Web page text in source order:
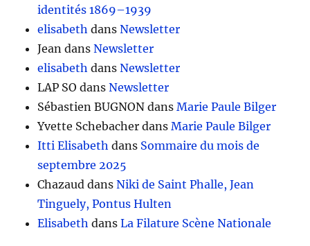
identités 1869–1939
elisabeth dansNewsletter
Jean dansNewsletter
elisabeth dansNewsletter
LAP SO dansNewsletter
Sébastien BUGNON dansMarie Paule Bilger
Yvette Schebacher dansMarie Paule Bilger
Itti Elisabeth dans Sommaire du mois de
septembre 2025
Chazaud dansNiki de Saint Phalle, Jean
Tinguely, Pontus Hulten
Elisabeth dansLa Filature Scène Nationale